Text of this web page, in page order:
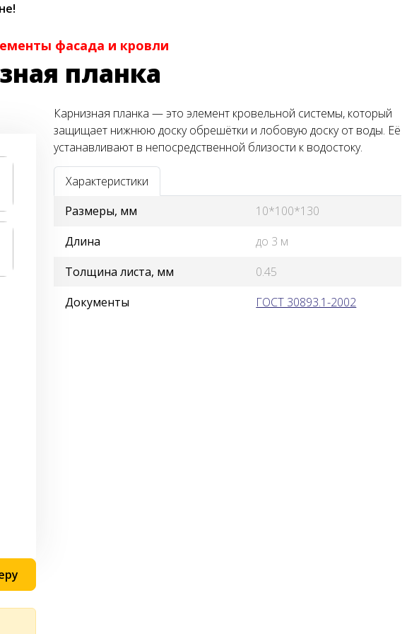
фасада и кровли
планка
Карнизная планка — это элемент кровельной системы, который
защищает нижнюю доску обрешётки и лобовую доску от воды. Её
устанавливают в непосредственной близости к водостоку.
Характеристики
Размеры, мм
10*100*130
Длина
до 3 м
Толщина листа, мм
0.45
Документы
ГОСТ 30893.1-2002